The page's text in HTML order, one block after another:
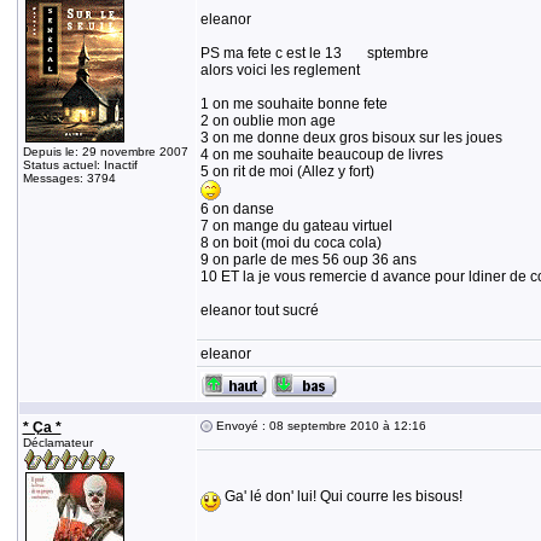
Depuis le: 29 novembre 2007
Status actuel: Inactif
Messages: 3794
eleanor
PS ma fete c est le 13 sptembre
alors voici les reglement
1 on me souhaite bonne fete
2 on oublie mon age
3 on me donne deux gros bisoux sur les joues
4 on me souhaite beaucoup de livres
5 on rit de moi (Allez y fort)
6 on danse
7 on mange du gateau virtuel
8 on boit (moi du coca cola)
9 on parle de mes 56 oup 36 ans
10 ET la je vous remercie d avance pour ldiner de
eleanor tout sucré
eleanor
* Ça *
Déclamateur
Envoyé : 08 septembre 2010 à 12:16
Ga' lé don' lui! Qui courre les bisous!